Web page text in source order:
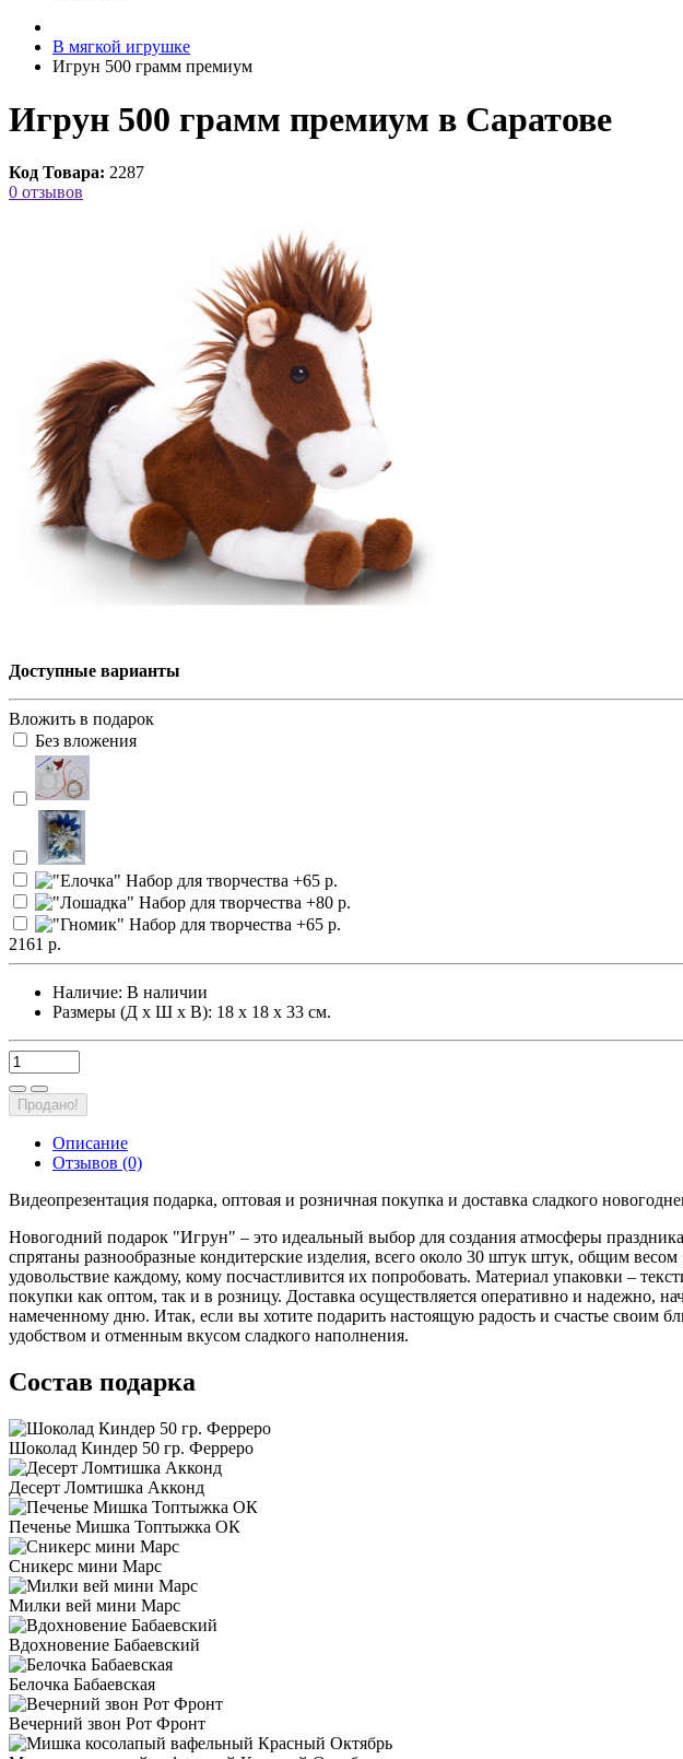
В мягкой игрушке
Игрун 500 грамм премиум
Игрун 500 грамм премиум в Саратове
Код Товара: 2287
0 отзывов
Доступные варианты
Вложить в подарок
Без вложения
2161 р.
Наличие: В наличии
Размеры (Д х Ш х В): 18 х 18 х 33 см.
Продано!
Описание
Отзывов (0)
Видеопрезентация подарка, оптовая и розничная покупка и доставка сладкого
Новогодний подарок "Игрун" – это идеальный выбор для создания атмосферы
спрятаны разнообразные кондитерские изделия, всего около 30 штук штук, общим
удовольствие каждому, кому посчастливится их попробовать. Материал упаковки –
покупки как оптом, так и в розницу. Доставка осуществляется оперативно и надежно,
намеченному дню. Итак, если вы хотите подарить настоящую радость и счастье своим
удобством и отменным вкусом сладкого наполнения.
Состав подарка
Шоколад Киндер 50 гр. Ферреро
Десерт Ломтишка Акконд
Печенье Мишка Топтыжка ОК
Сникерс мини Марс
Милки вей мини Марс
Вдохновение Бабаевский
Белочка Бабаевская
Вечерний звон Рот Фронт